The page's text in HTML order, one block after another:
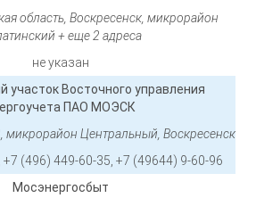
область, Воскресенск, микрорайон
+ еще 2 адреса
не указан
участок Восточного управления
ПАО МОЭСК
микрорайон Центральный, Воскресенск
(496) 449-60-35, +7 (49644) 9-60-96
Мосэнергосбыт